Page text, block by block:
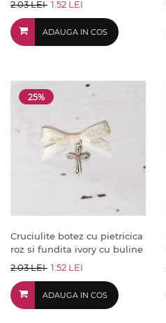
2.03 LEI 1.52 LEI
ADAUGA IN COS
25%
Cruciulite botez cu pietricica
roz si fundita ivory cu buline
2.03 LEI 1.52 LEI
ADAUGA IN COS